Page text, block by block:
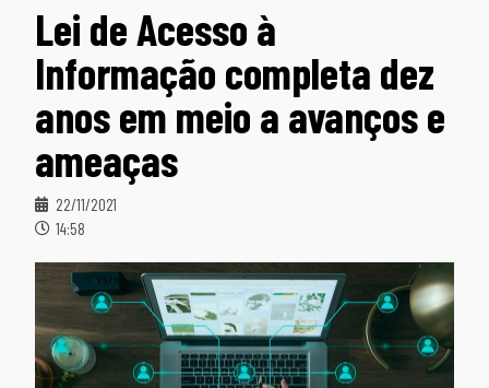
Lei de Acesso à
Informação completa dez
anos em meio a avanços e
ameaças
22/11/2021
14:58